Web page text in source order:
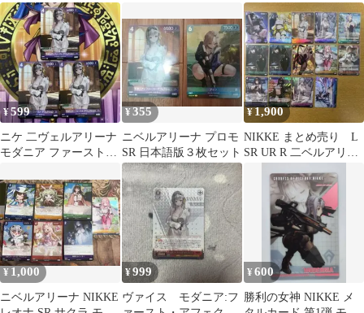
SPR SR セット
アフェクション
¥599
ニケ 二ヴェルアリーナ
モダニア ファースト・
3枚
¥355
ニベルアリーナ プロモ
SR 日本語版３枚セット
¥1,900
NIKKE まとめ売り L
SR UR R 二ベルアリー
¥ 1,000
ニベルアリーナ NIKKE
¥999
ヴァイス モダニア:フ
¥600
勝利の女神 NIKKE メ